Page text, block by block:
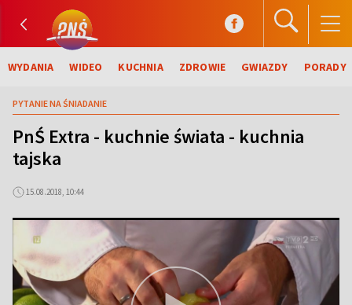
WYDANIA WIDEO KUCHNIA ZDROWIE GWIAZDY PORADY
PYTANIE NA ŚNIADANIE
PnŚ Extra - kuchnie świata - kuchnia
tajska
15.08.2018, 10:44